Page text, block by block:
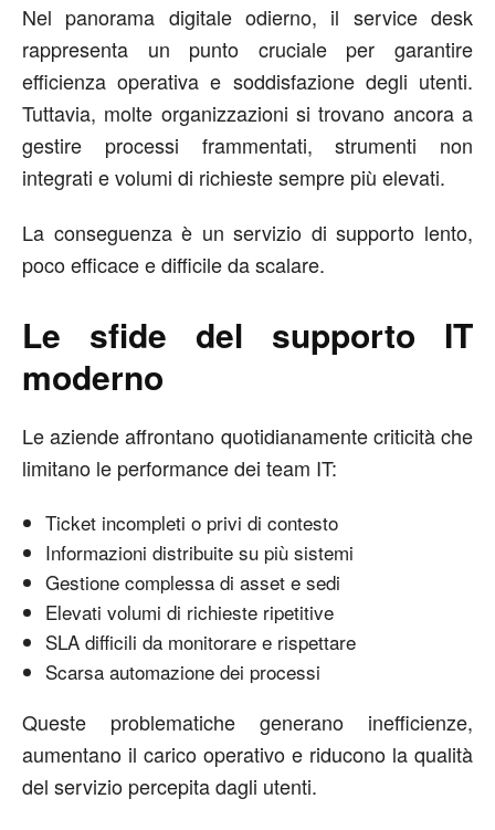
Nel panorama digitale odierno, il service desk
rappresenta un punto cruciale per garantire
efficienza operativa e soddisfazione degli utenti.
Tuttavia, molte organizzazioni si trovano ancora a
gestire processi frammentati, strumenti non
integrati e volumi di richieste sempre più elevati.
La conseguenza è un servizio di supporto lento,
poco efficace e difficile da scalare.
Le sfide del supporto IT
moderno
Le aziende affrontano quotidianamente criticità che
limitano le performance dei team IT:
Ticket incompleti o privi di contesto
Informazioni distribuite su più sistemi
Gestione complessa di asset e sedi
Elevati volumi di richieste ripetitive
SLA difficili da monitorare e rispettare
Scarsa automazione dei processi
Queste problematiche generano inefficienze,
aumentano il carico operativo e riducono la qualità
del servizio percepita dagli utenti.